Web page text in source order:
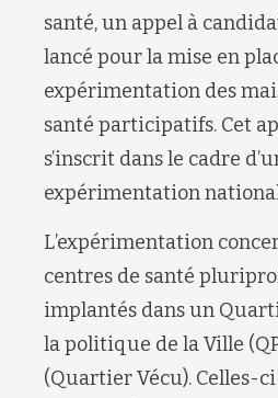
santé, un appel à
lancé pour la mise en
expérimentation des
santé participatifs. Cet
s’inscrit dans le cadre
expérimentation
L’expérimentation
centres de santé
implantés dans un
la politique de la Ville
(Quartier Vécu). Celles-